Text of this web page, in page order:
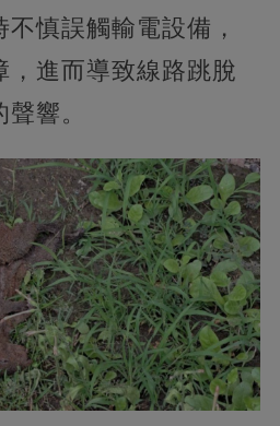
慎誤觸輸電設備，
，進而導致線路跳脫
響。